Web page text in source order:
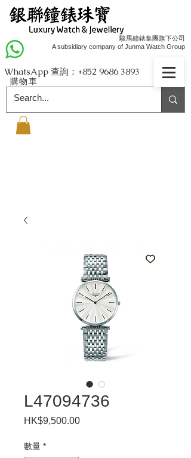
駿馬鐘錶集團旗下公司
A subsidiary company of Junma Watch Group
購物車
WhatsApp 查詢：+852 9686 3893
L47094736
HK$9,500.00價
數量 *